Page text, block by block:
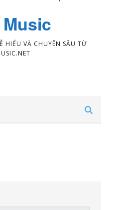
Music
HIỂU VÀ CHUYÊN SÂU TỪ